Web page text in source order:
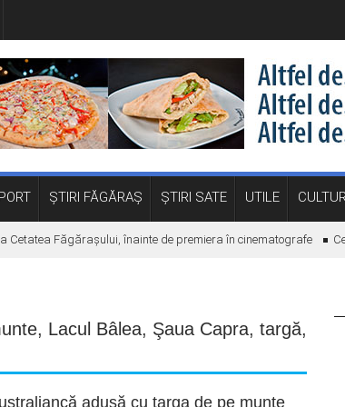
ȘTIRI FĂGĂRAȘ ȘTIRI SATE UTILE
Făgărașului, înainte de premiera în cinematografe Ce
, Lacul Bâlea, Şaua Capra, targă,
adusă cu targa de pe munte